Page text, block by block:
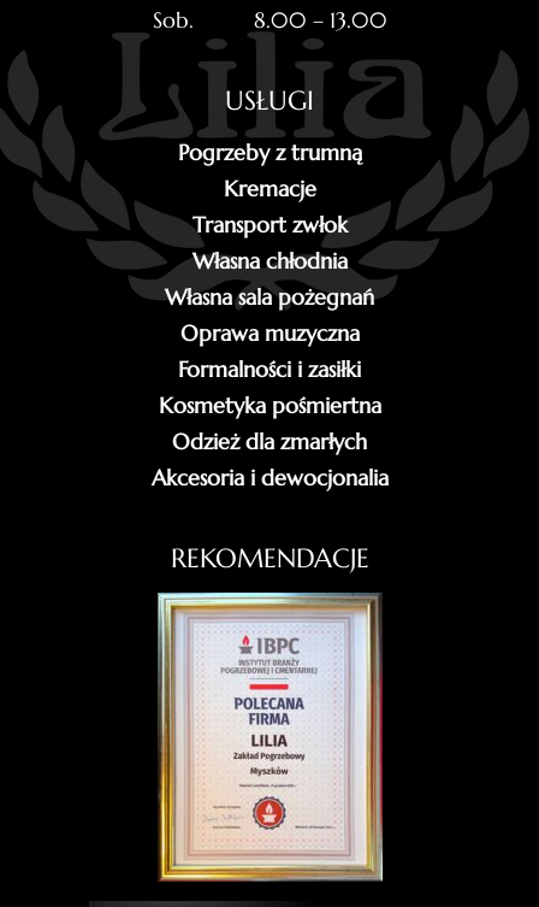
Sob. 8.00 – 13.00
USŁUGI
Pogrzeby z trumną
Kremacje
Transport zwłok
Własna chłodnia
Własna sala pożegnań
Oprawa muzyczna
Formalności i zasiłki
Kosmetyka pośmiertna
Odzież dla zmarłych
Akcesoria i dewocjonalia
REKOMENDACJE